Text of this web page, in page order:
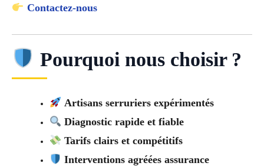
Contactez-nous
Pourquoi nous choisir ?
Artisans serruriers expérimentés
Diagnostic rapide et fiable
Tarifs clairs et compétitifs
Interventions agréées assurance